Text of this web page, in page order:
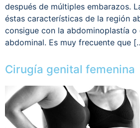
después de múltiples embarazos.
éstas características de la región
consigue con la abdominoplastía
abdominal. Es muy frecuente que
Cirugía genital femenina